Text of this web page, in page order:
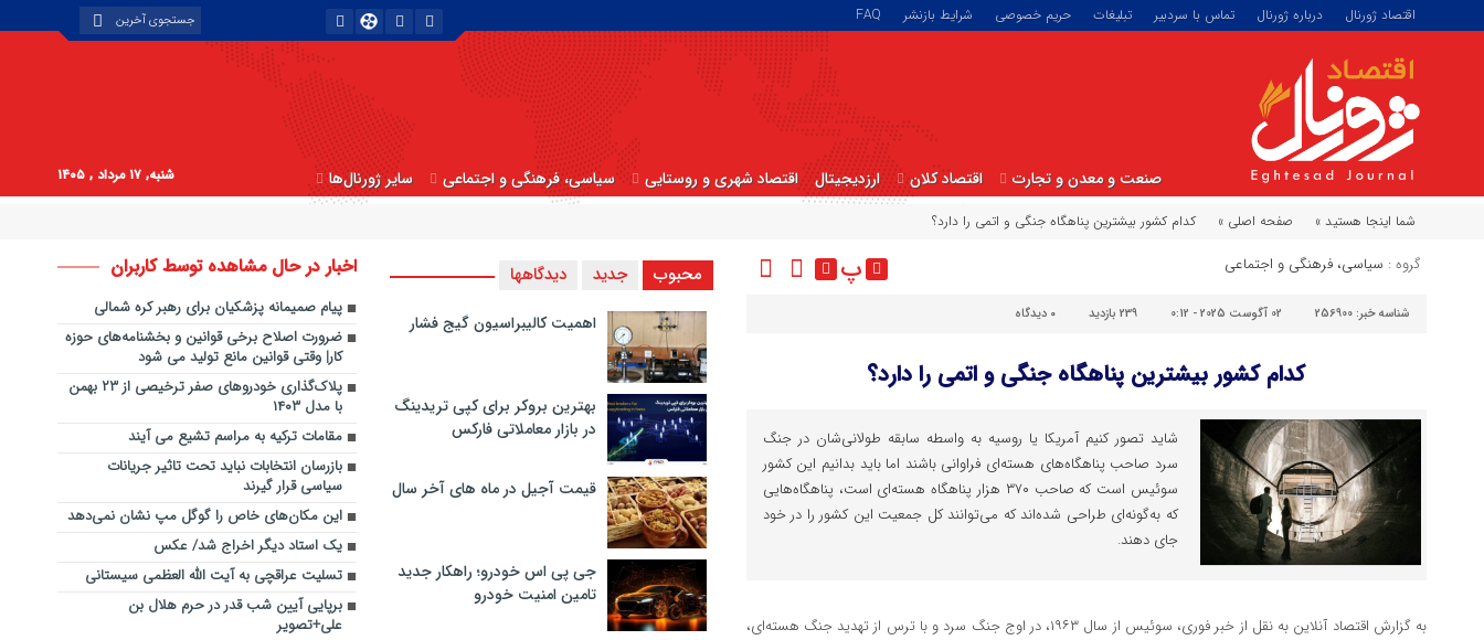
اقتصاد ژورنال درباره ژورنال تماس با سردبیر تبلیغات حریم خصوصی شرایط بازنشر FAQ
صنعت و معدن و تجارت اقتصاد کلان ارزدیجیتال اقتصاد شهری و روستایی سیاسی، فرهنگی و اجتماعی سایر ژورنال‌ها شنبه, ۱۷ مرداد , ۱۴۰۵
شما اینجا هستید » صفحه اصلی » کدام کشور بیشترین پناهگاه جنگی و اتمی را دارد؟
گروه : سیاسی، فرهنگی و اجتماعی پ
شناسه خبر: 256900 02 آگوست 2025 - 0:12 239 بازدید ۰ دیدگاه
کدام کشور بیشترین پناهگاه جنگی و اتمی را دارد؟
شاید تصور کنیم آمریکا یا روسیه به واسطه سابقه طولانی‌شان در جنگ
سرد صاحب پناهگاه‌های هسته‌ای فراوانی باشند اما باید بدانیم این کشور
سوئیس است که صاحب ۳۷۰ هزار پناهگاه‌ هسته‌ای است، پناهگاه‌هایی
که به‌گونه‌ای طراحی شده‌اند که می‌توانند کل جمعیت این کشور را در خود
جای دهند.
به گزارش اقتصاد آنلاین به نقل از خبر فوری، سوئیس از سال ۱۹۶۳، در اوج جنگ سرد و با ترس از تهدید جنگ هسته‌ای،
محبوب جدید دیدگاهها
اهمیت کالیبراسیون گیج فشار
بهترین بروکر برای کپی‌ تریدینگ
در بازار معاملاتی فارکس
قیمت آجیل در ماه های آخر سال
جی پی اس خودرو؛ راهکار جدید
تامین امنیت خودرو
اخبار در حال مشاهده توسط کاربران
پیام صمیمانه پزشکیان برای رهبر کره شمالی
ضرورت اصلاح برخی قوانین و بخشنامه‌های حوزه
کار| وقتی قوانین مانع تولید می شود
پلاک‌گذاری خودروهای صفر ترخیصی از ۲۳ بهمن
با مدل ۱۴۰۳
مقامات ترکیه به مراسم تشیع می آیند
بازرسان انتخابات نباید تحت تاثیر جریانات
سیاسی قرار گیرند
این مکان‌های خاص را گوگل مپ نشان نمی‌دهد
یک استاد دیگر اخراج شد/ عکس
تسلیت عراقچی به آیت الله العظمی سیستانی
برپایی آیین شب قدر در حرم هلال بن
علی+تصویر